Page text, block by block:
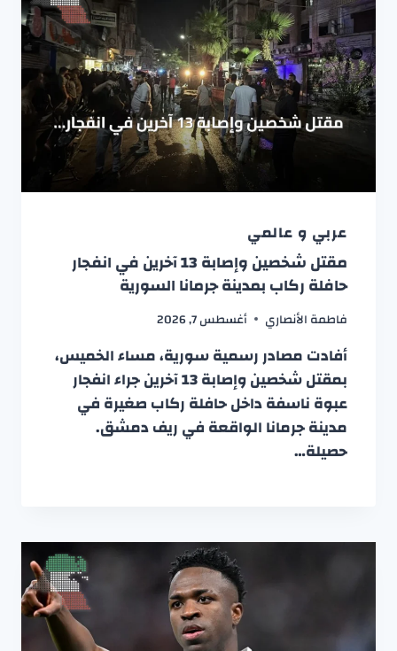
عربي و عالمي
مقتل شخصين وإصابة 13 آخرين في انفجار
حافلة ركاب بمدينة جرمانا السورية
فاطمة الأنصاري أغسطس 7, 2026
أفادت مصادر رسمية سورية، مساء الخميس،
بمقتل شخصين وإصابة 13 آخرين جراء انفجار
عبوة ناسفة داخل حافلة ركاب صغيرة في
مدينة جرمانا الواقعة في ريف دمشق.
حصيلة…